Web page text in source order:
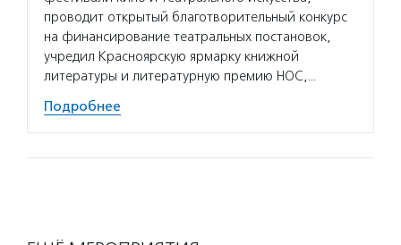
проводит открытый благотворительный конкурс
на финансирование театральных постановок,
учредил Красноярскую ярмарку книжной
литературы и литературную премию НОС,…
Подробнее